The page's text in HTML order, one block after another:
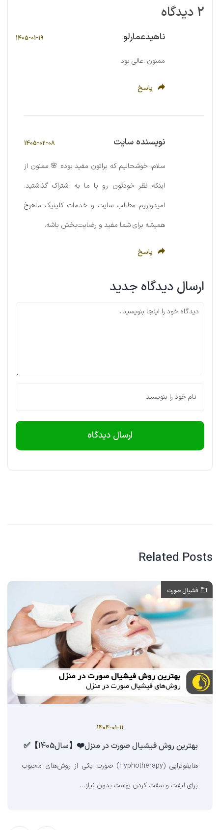
2 دیدگاه
ناهیدعمارلو 1405-01-19
ممنون .عالی بود
پاسخ
نویسنده سایت 1405-02-08
سلام، خوشحالیم که براتون مفید بوده 🌸 ممنون از
اینکه نظر خودتون رو با ما به اشتراک گذاشتید.
امیدواریم مطالب سایت و خدمات کلینیک ماهرخ
همیشه برای شما مفید و رضایت‌بخش باشه.
پاسخ
ارسال دیدگاه جدید
Related Posts
فشیال صورت
1404-01-11
بهترین روش فیشیال صورت در منزل❤️【سال1405】✅
هایفوتراپی (Hyphotherapy) صورت یکی از روش‌های محبوب
برای لیفت و سفت کردن پوست بدون نیاز…